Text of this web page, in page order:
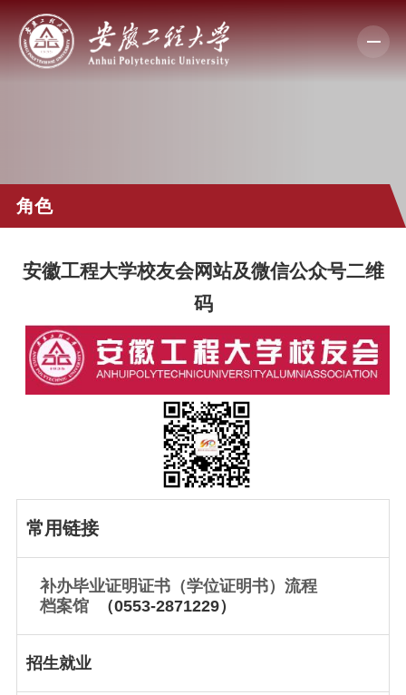
角色
安徽工程大学校友会网站及微信公众号二维
码
常用链接
补办毕业证明证书（学位证明书）流程
档案馆
（0553-2871229）
招生就业